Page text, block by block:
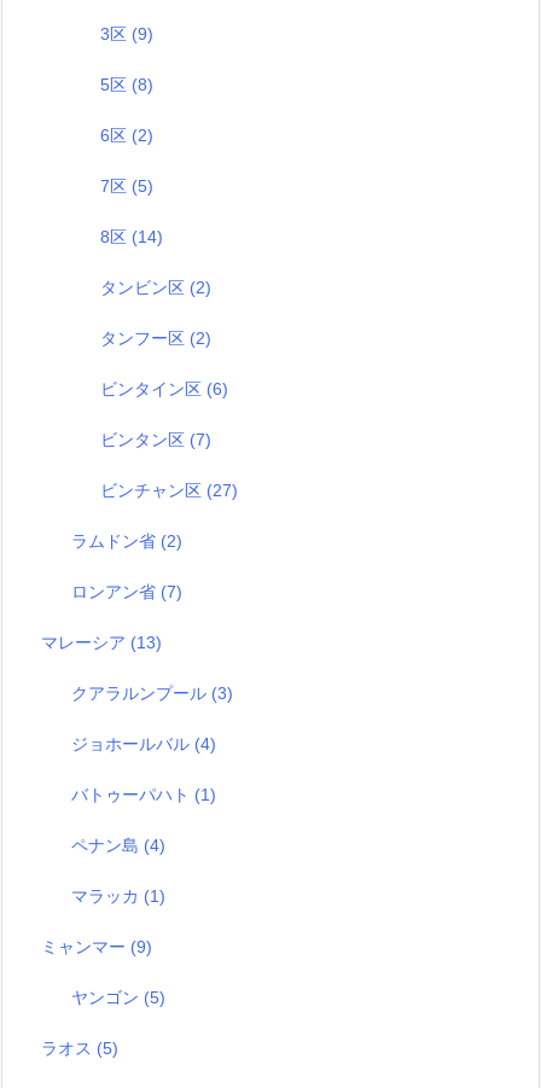
3区 (9)
5区 (8)
6区 (2)
7区 (5)
8区 (14)
タンビン区 (2)
タンフー区 (2)
ビンタイン区 (6)
ビンタン区 (7)
ビンチャン区 (27)
ラムドン省 (2)
ロンアン省 (7)
マレーシア (13)
クアラルンプール (3)
ジョホールバル (4)
バトゥーパハト (1)
ペナン島 (4)
マラッカ (1)
ミャンマー (9)
ヤンゴン (5)
ラオス (5)